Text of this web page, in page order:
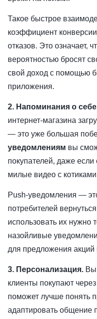
Такое быстрое
коэффициент
отказов. Это означает,
вероятностью бросят
свой доход с помощью
приложения.
2. Напоминания о
интернет-магазина
— это уже большая
уведомлениям вы
покупателей, даже если
милые видео с
Push-уведомления —
потребителей
использовать их нужно
назойливые
для предложения акций
3. Персонализация. Вы
клиенты покупают
поможет лучше понять
адаптировать общение